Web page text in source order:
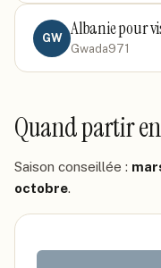
GW Albanie pour
Gwada971
Quand partir
Saison conseillée :
octobre.